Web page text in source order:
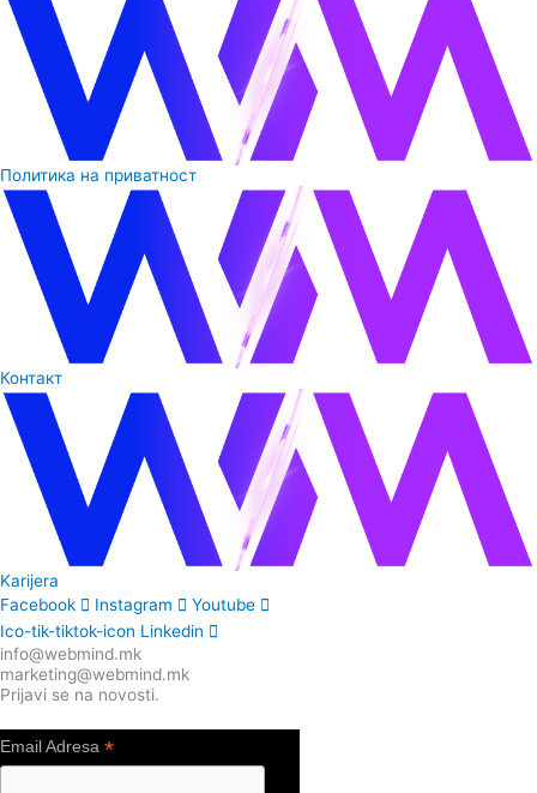
Политика на приватност
Контакт
Karijera
Facebook
Instagram
Youtube
Ico-tik-tiktok-icon Linkedin
info@webmind.mk
marketing@webmind.mk
Prijavi se na novosti.
Email Adresa *